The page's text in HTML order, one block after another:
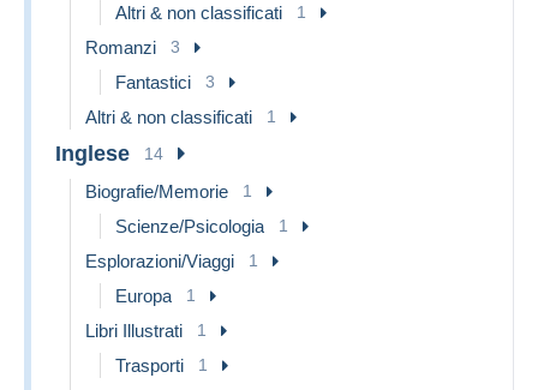
Altri & non classificati 1
Romanzi 3
Fantastici 3
Altri & non classificati 1
Inglese 14
Biografie/Memorie 1
Scienze/Psicologia 1
Esplorazioni/Viaggi 1
Europa 1
Libri Illustrati 1
Trasporti 1